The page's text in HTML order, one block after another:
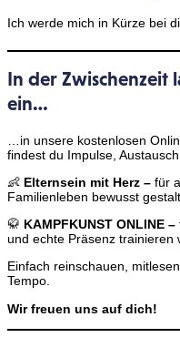
Ich werde mich in Kürze bei
In der Zwischenzeit
ein…
…in unsere kostenlosen
findest du Impulse,
👶 Elternsein mit Herz – für
Familienleben bewusst
🥋 KAMPFKUNST ONLINE –
und echte Präsenz trainieren
Einfach reinschauen,
Tempo.
Wir freuen uns auf dich!